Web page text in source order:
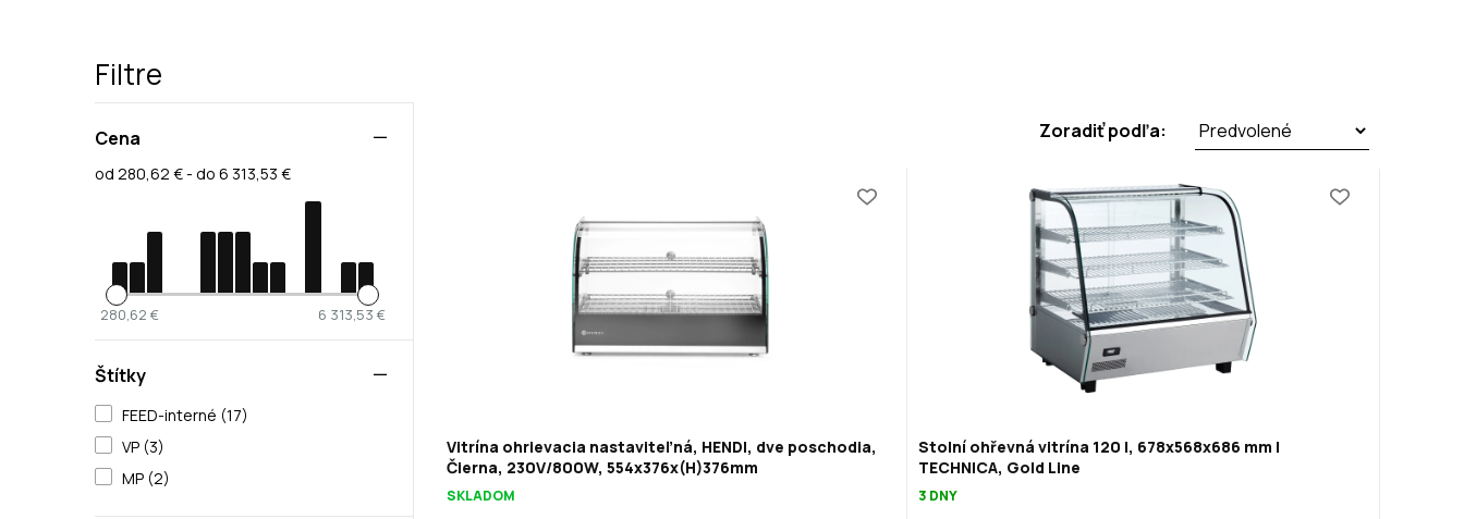
Filtre
Cena
od 280,62 € - do 6 313,53 €
280,62 € 6 313,53 €
Štítky
FEED-interné (17)
VP (3)
MP (2)
Zoradiť podľa:
Vitrína ohrievacia nastaviteľná, HENDI, dve poschodia,
Čierna, 230V/800W, 554x376x(H)376mm
SKLADOM
Stolní ohřevná vitrína 120 l, 678x568x686 mm |
TECHNICA, Gold Line
3 DNY